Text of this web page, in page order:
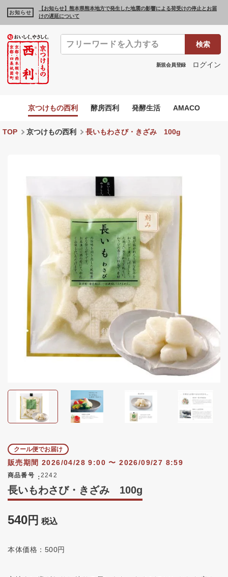
お知らせ
【お知らせ】熊本県熊本地方で発生した地震の影響による荷受けの停止とお届
けの遅延について
検索
新規会員登録 ログイン
京つけもの西利 酵房西利 発酵生活 AMACO
TOP 京つけもの西利 長いもわさび・きざみ 100g
クール便でお届け
販売期間 2026/04/28 9:00〜 2026/09/27 8:59
商品番号 2242
長いもわさび・きざみ 100g
540 税込
本体価格：500円